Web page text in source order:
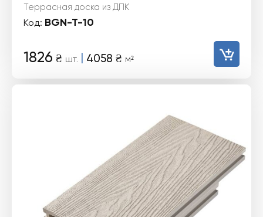
Террасная доска из ДПК
Код: BGN-T-10
1826 ₴ шт. | 4058 ₴ м²